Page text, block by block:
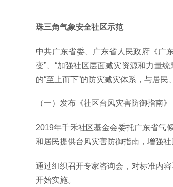
珠三角气象安全社区示范
中共广东省委、广东省人民政府《广
变”、“加强社区层面减灾资源和力量
的“至上而下”的防灾减灾体系，与居民
（一）发布《社区台风灾害防御指南》
2019年千禾社区基金会委托广东省气
和居民提供台风灾害防御指南，增强
通过组织召开专家咨询会，对标准内
开始实施。